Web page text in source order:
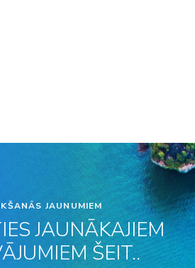
JAUNUMIEM
JAUNĀKAJIEM
ŠEIT..